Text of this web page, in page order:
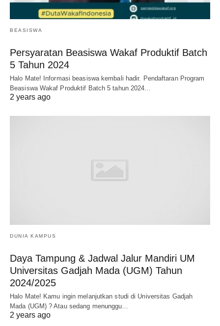
BEASISWA
Persyaratan Beasiswa Wakaf Produktif Batch
5 Tahun 2024
Halo Mate! Informasi beasiswa kembali hadir. Pendaftaran Program
Beasiswa Wakaf Produktif Batch 5 tahun 2024…
2 years ago
DUNIA KAMPUS
Daya Tampung & Jadwal Jalur Mandiri UM
Universitas Gadjah Mada (UGM) Tahun
2024/2025
Halo Mate! Kamu ingin melanjutkan studi di Universitas Gadjah
Mada (UGM) ? Atau sedang menunggu…
2 years ago